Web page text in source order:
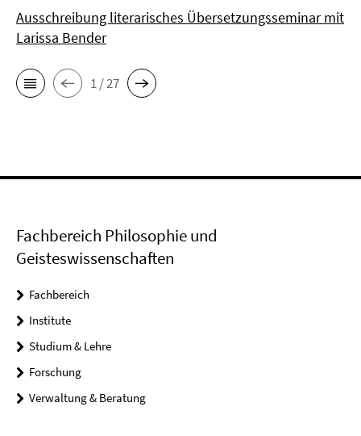
Ausschreibung literarisches Übersetzungsseminar mit
Larissa Bender
1 / 27
Fachbereich Philosophie und
Geisteswissenschaften
Fachbereich
Institute
Studium & Lehre
Forschung
Verwaltung & Beratung